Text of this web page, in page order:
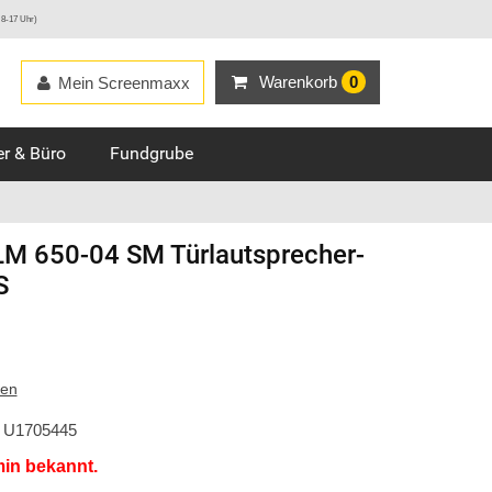
17 Uhr)
Warenkorb 0
Mein Screenmaxx
& Büro Fundgrube
650-04 SM Türlautsprecher-
U1705445
bekannt.